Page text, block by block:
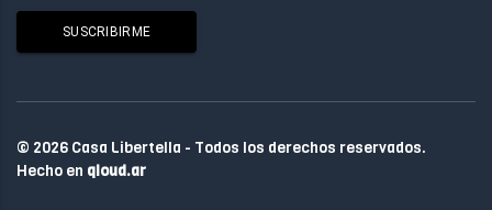
© 2026 Casa Libertella - Todos los derechos reservados.
Hecho en qloud.ar